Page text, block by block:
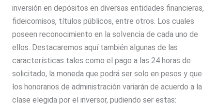
inversión en depósitos en diversas entidades financieras,
fideicomisos, títulos públicos, entre otros. Los cuales
poseen reconocimiento en la solvencia de cada uno de
ellos. Destacaremos aquí también algunas de las
características tales como el pago a las 24 horas de
solicitado, la moneda que podrá ser solo en pesos y que
los honorarios de administración variarán de acuerdo a la
clase elegida por el inversor, pudiendo ser estas: